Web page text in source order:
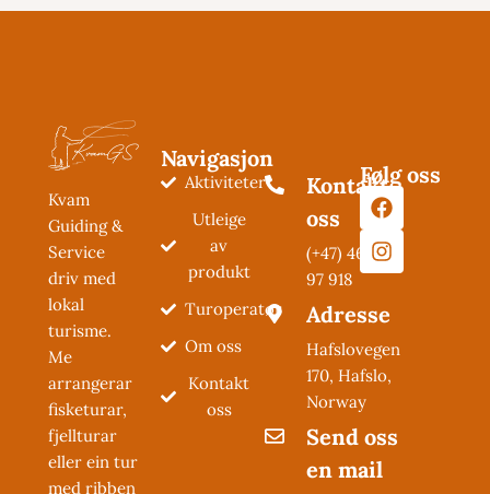
Kvam
Guiding &
Service
driv med
lokal
turisme.
Me
arrangerar
fisketurar,
fjellturar
eller ein tur
med ribben
Navigasjon
Aktiviteter
Utleige
av
produkt
Turoperatør
Om oss
Kontakt
oss
Kontakt
oss
(+47) 462
97 918
Adresse
Hafslovegen
170, Hafslo,
Norway
Send oss
en mail
Følg oss